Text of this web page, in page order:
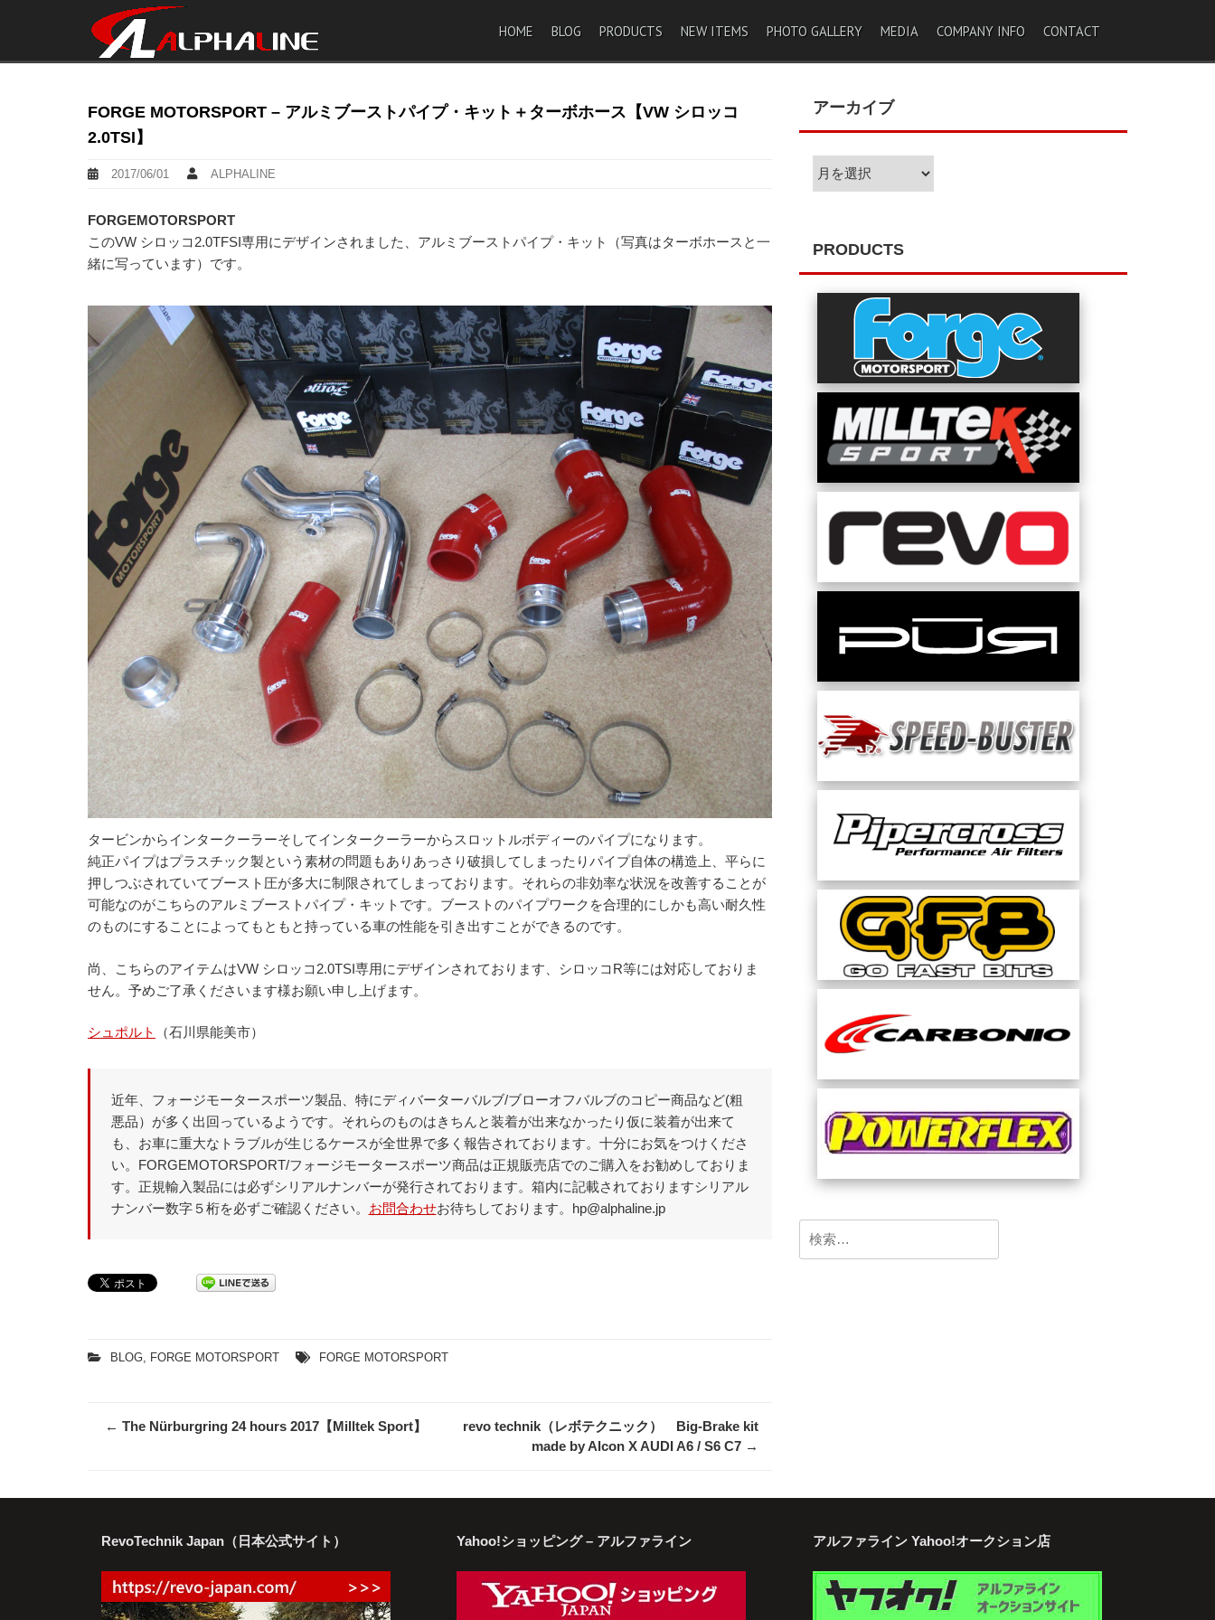
HOME BLOG PRODUCTS NEW ITEMS PHOTO GALLERY MEDIA COMPANY INFO CONTACT
FORGE MOTORSPORT – アルミブーストパイプ・キット＋ターボホース【VW シロッコ
2.0TSI】
2017/06/01 ALPHALINE
FORGEMOTORSPORT
このVW シロッコ2.0TFSI専用にデザインされました、アルミブーストパイプ・キット（写真はターボホースと一
緒に写っています）です。
タービンからインタークーラーそしてインタークーラーからスロットルボディーのパイプになります。
純正パイプはプラスチック製という素材の問題もありあっさり破損してしまったりパイプ自体の構造上、平らに
押しつぶされていてブースト圧が多大に制限されてしまっております。それらの非効率な状況を改善することが
可能なのがこちらのアルミブーストパイプ・キットです。ブーストのパイプワークを合理的にしかも高い耐久性
のものにすることによってもともと持っている車の性能を引き出すことができるのです。
尚、こちらのアイテムはVW シロッコ2.0TSI専用にデザインされております、シロッコR等には対応しておりま
せん。予めご了承くださいます様お願い申し上げます。
シュポルト （石川県能美市）
近年、フォージモータースポーツ製品、特にディバーターバルブ/ブローオフバルブのコピー商品など(粗
悪品）が多く出回っているようです。それらのものはきちんと装着が出来なかったり仮に装着が出来て
も、お車に重大なトラブルが生じるケースが全世界で多く報告されております。十分にお気をつけくださ
い。FORGEMOTORSPORT/フォージモータースポーツ商品は正規販売店でのご購入をお勧めしておりま
す。正規輸入製品には必ずシリアルナンバーが発行されております。箱内に記載されておりますシリアル
ナンバー数字５桁を必ずご確認ください。 お問合わせお待ちしております。hp@alphaline.jp
BLOG, FORGE MOTORSPORT FORGE MOTORSPORT
Post
← The Nürburgring 24 hours 2017【Milltek Sport】
revo technik（レボテクニック） Big-Brake kit
made by Alcon X AUDI A6 / S6 C7 →
アーカイブ
PRODUCTS
索:
RevoTechnik Japan（日本公式サイト） Yahoo!ショッピング – アルファライン アルファライン Yahoo!オークション店